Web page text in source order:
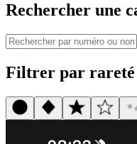
Rechercher une
Filtrer par rareté